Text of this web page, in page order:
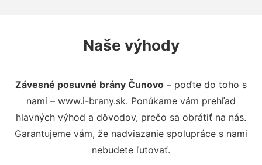
Naše výhody
Závesné posuvné brány Čunovo – poďte do toho s
nami – www.i-brany.sk. Ponúkame vám prehľad
hlavných výhod a dôvodov, prečo sa obrátiť na nás.
Garantujeme vám, že nadviazanie spolupráce s nami
nebudete ľutovať.